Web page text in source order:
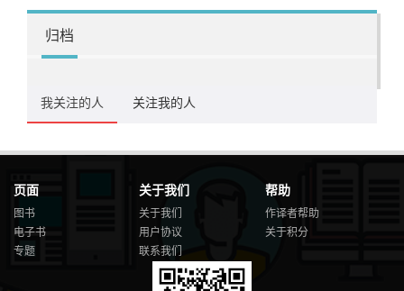
归档
我关注的人 关注我的人
页面
图书
电子书
专题
关于我们
关于我们
用户协议
联系我们
帮助
作译者帮助
关于积分